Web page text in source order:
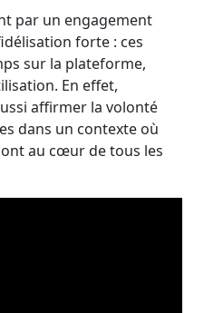
par un engagement
forte : ces
sur la plateforme,
En effet,
affirmer la volonté
dans un contexte où
au cœur de tous les